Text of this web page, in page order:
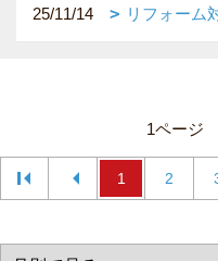
25/11/14 リフォーム
1ページ
1 2